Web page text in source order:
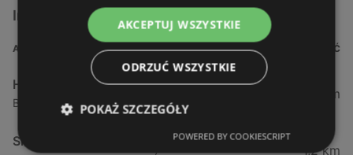
Inne sklepy Dla domu i dla ogrodu w pobliżu
ADRES ODLEGŁOŚĆ
Husqvarna
Bolesława Chrobrego 64 B, 72-110 Świnoujście
1,14 km
Sklepy Komfort S.A.
1,2 km
AKCEPTUJ WSZYSTKIE
ODRZUĆ WSZYSTKIE
POKAŻ SZCZEGÓŁY
POWERED BY COOKIESCRIPT